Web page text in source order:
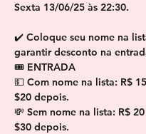
Sexta 13/06/25 às 22:30.
✔️ Coloque seu nome na
garantir desconto na
🎟 ENTRADA
💵 Com nome na lista: R$
$20 depois.
💸 Sem nome na lista: R$
$30 depois.